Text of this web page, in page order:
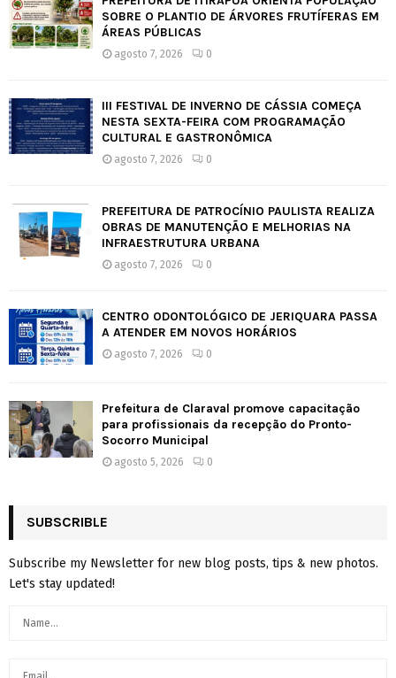
SOBRE O PLANTIO DE ÁRVORES FRUTÍFERAS EM
ÁREAS PÚBLICAS
agosto 7, 2026 0
III FESTIVAL DE INVERNO DE CÁSSIA COMEÇA
NESTA SEXTA-FEIRA COM PROGRAMAÇÃO
CULTURAL E GASTRONÔMICA
agosto 7, 2026 0
PREFEITURA DE PATROCÍNIO PAULISTA REALIZA
OBRAS DE MANUTENÇÃO E MELHORIAS NA
INFRAESTRUTURA URBANA
agosto 7, 2026 0
CENTRO ODONTOLÓGICO DE JERIQUARA PASSA
A ATENDER EM NOVOS HORÁRIOS
agosto 7, 2026 0
Prefeitura de Claraval promove capacitação
para profissionais da recepção do Pronto-
Socorro Municipal
agosto 5, 2026 0
SUBSCRIBLE
Subscribe my Newsletter for new blog posts, tips & new photos.
Let's stay updated!